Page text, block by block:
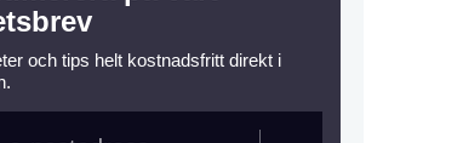
och tips helt kostnadsfritt direkt i